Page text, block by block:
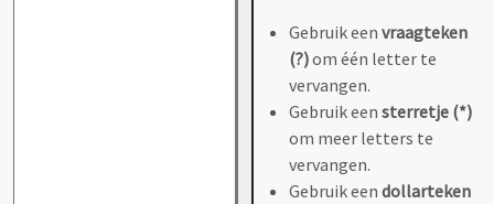
Gebruik een vraagteken
(?)om één letter te
vervangen.
Gebruik een sterretje (*)
om meer letters te
vervangen.
Gebruik een dollarteken